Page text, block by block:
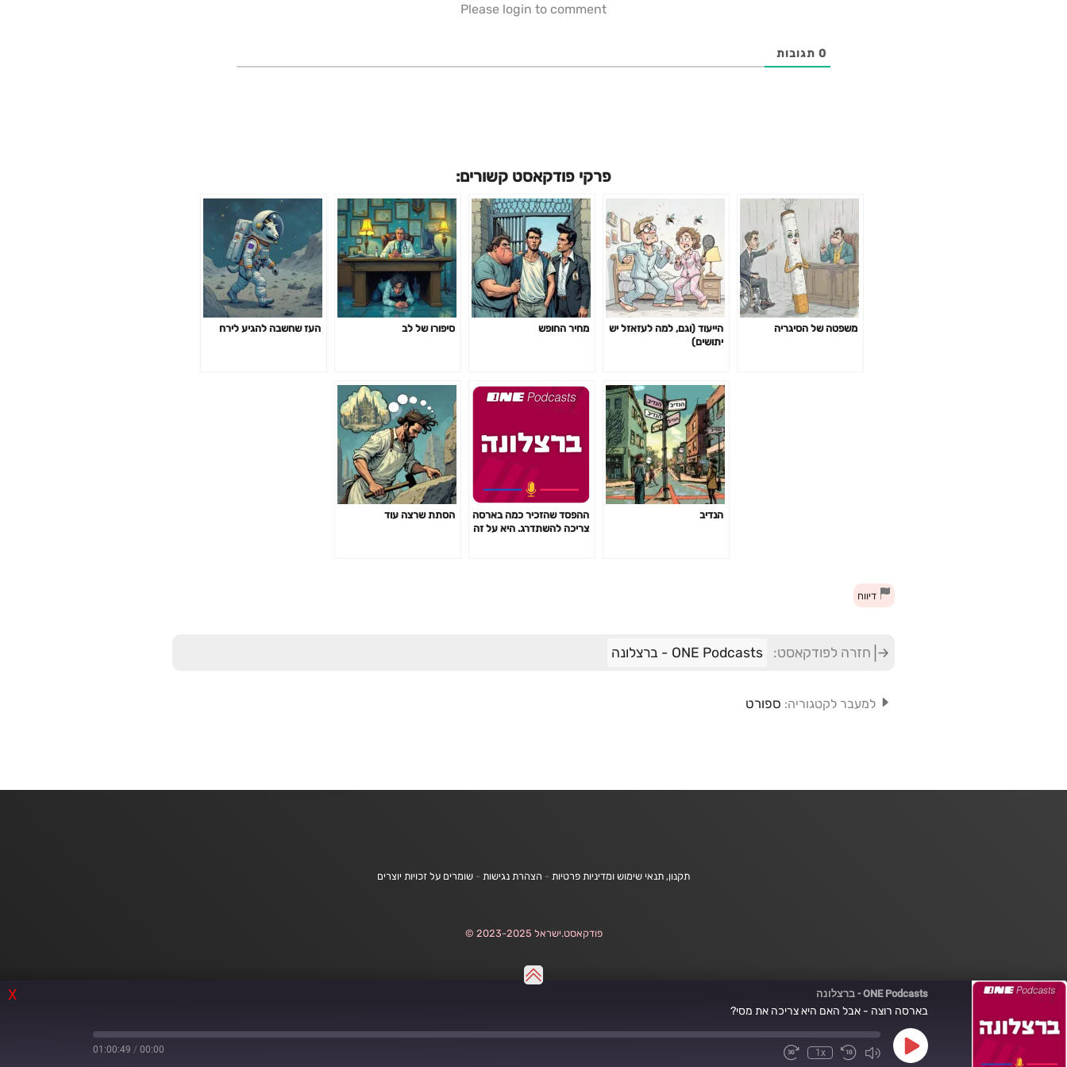
X ONE Podcasts - ברצלונה
בארסה רוצה - אבל האם היא צריכה את מסי?
Play
Episode
Mute/Unmute
Rewind
1x
Fast
00:00
/
01:00:49
Please login to comment
0 תגובות
פרקי פודקאסט קשורים:
משפטה של הסיגריה
הייעוד (וגם, למה לעזאזל יש
יתושים)
מחיר החופש סיפורו של לב העז שחשבה להגיע לירח
הנדיב
ההפסד שהזכיר כמה בארסה
צריכה להשתדרג. היא על זה
הסתת שרצה עוד
דיווח
חזרה לפודקאסט: ONE Podcasts - ברצלונה
למעבר לקטגוריה: ספורט
תקנון, תנאי שימוש ומדיניות פרטיות - הצהרת נגישות - שומרים על זכויות יוצרים
פודקאסט.ישראל 2023-2025 ©